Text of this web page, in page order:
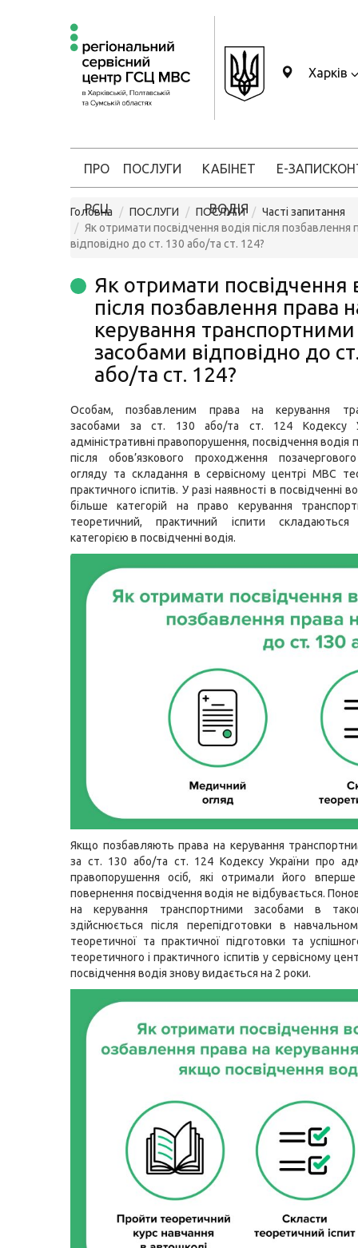
Харків
ПРО
РСЦ
ПОСЛУГИ КАБІНЕТ
ВОДІЯ
Е-ЗАПИС
Головна ПОСЛУГИ ПОСЛУГИ
Часті запитання
Як отримати посвідчення водія після
відповідно до ст. 130 або/та ст. 124?
Як отримати посвідчення
після позбавлення права
керування транспортними
засобами відповідно до
або/та ст. 124?
Особам, позбавленим права на керування
засобами за ст. 130 або/та ст. 124 Кодексу
адміністративні правопорушення, посвідчення водія
після обов’язкового проходження
огляду та складання в сервісному центрі МВС
практичного іспитів. У разі наявності в посвідченні
більше категорій на право керування
теоретичний, практичний іспити
категорією в посвідченні водія.
Якщо позбавляють права на керування
за ст. 130 або/та ст. 124 Кодексу України про
правопорушення осіб, які отримали його
повернення посвідчення водія не відбувається.
на керування транспортними засобами в
здійснюється після перепідготовки в
теоретичної та практичної підготовки та
теоретичного і практичного іспитів у сервісному
посвідчення водія знову видається на 2 роки.